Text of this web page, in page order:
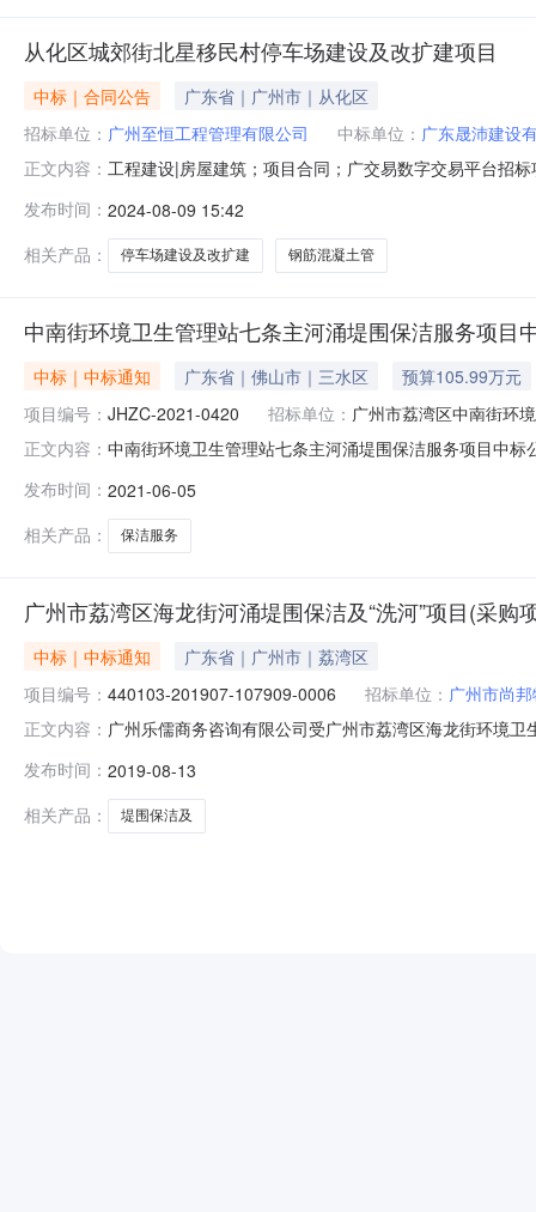
从化区城郊街北星移民村停车场建设及改扩建项目
中标｜合同公告
广东省｜广州市｜从化区
招标单位： 广州至恒工程管理有限公司 中标单位： 广东晟沛建设
正文内容： 工程建设|房屋建筑；项目合同；广交易数字交易平台招
07-2200:00:00合同金额：7042264.000000其它形式合
发布时间： 2024-08-09 15:42
相关产品：
停车场建设及改扩建 钢筋混凝土管
中南街环境卫生管理站七条主河涌堤围保洁服务项目
中标｜中标通知 广东省｜佛山市｜三水区
预算105.99万元
项目编号： JHZC-2021-0420 招标单位： 广州市荔湾区中南街环
正文内容： 中南街环境卫生管理站七条主河涌堤围保洁服务项目中
币）联系人及联系方式：项目联系人陈先生项目联系电
叶小姐020
发布时间： 2021-06-05
相关产品：
保洁服务
广州市荔湾区海龙街河涌堤围保洁及“洗河”项目(采
中标｜中标通知
广东省｜广州市｜荔湾区
项目编号： 440103-201907-107909-0006 招标单位： 广州市尚
正文内容： 广州乐儒商务咨询有限公司受广州市荔湾区海龙街环境
及“洗河”项目三、采购项目预算金额（元）：1,411,880
发布时间： 2019-08-13
相关产品：
堤围保洁及